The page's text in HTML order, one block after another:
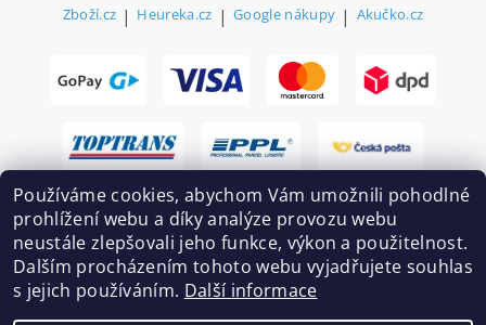
Zboží.cz | Heureka.cz | Google nákupy | Akučko.cz
Používáme cookies, abychom Vám umožnili pohodlné
prohlížení webu a díky analýze provozu webu
neustále zlepšovali jeho funkce, výkon a použitelnost.
Dalším procházením tohoto webu vyjadřujete souhlas
s jejich používáním. Další informace